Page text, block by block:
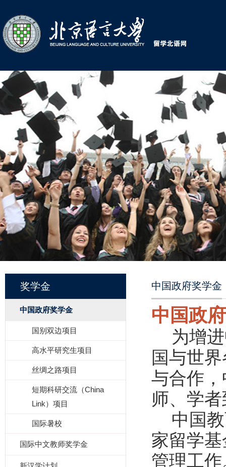
奖学金
中国政府奖学金
国别双边项目
高水平研究生项目
丝绸之路项目
短期科研交流（China
Link）项目
国际暑校
国际中文教师奖学金
中国政府奖学金
中国政
为增进
国与世
与合作
师、学
中国教
家留学
管理工